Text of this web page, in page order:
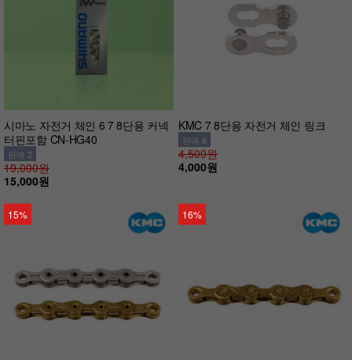
시마노 자전거 체인 6 7 8단용 커넥
터핀포함 CN-HG40
판매 2
19,000원
15,000원
KMC 7 8단용 자전거 체인 링크
판매 6
4,500원
4,000원
15% 16%